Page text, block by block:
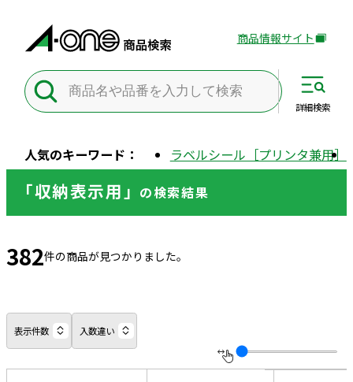
外
サ
別
ン
す
商品情報サイト
人気のキーワード： ラベルシール［プリンタ兼用］
詳細検索
「収納表示用」 の検索結果
382件の商品が見つかりました。
表示件数 入数違い